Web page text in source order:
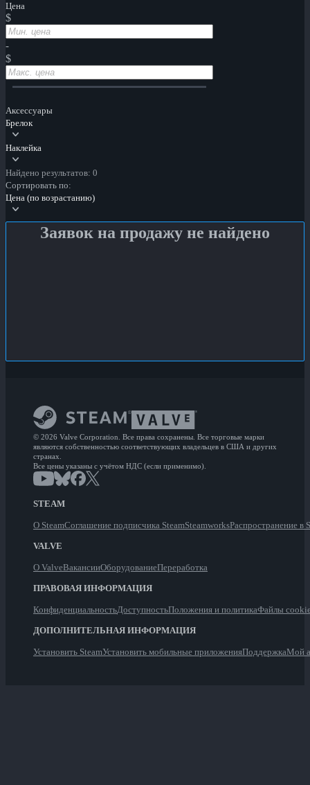
Цена
$
-
$
Аксессуары
Брелок
Наклейка
Найдено результатов: 0
Сортировать по:
Цена (по возрастанию)
Заявок на продажу не найдено
© 2026 Valve Corporation. Все права сохранены. Все торговые марки
являются собственностью соответствующих владельцев в США и других
странах.
Все цены указаны с учётом НДС (если применимо).
STEAM
О SteamСоглашение подписчика SteamSteamworksРаспространение в
VALVE
О ValveВакансииОборудованиеПереработка
ПРАВОВАЯ ИНФОРМАЦИЯ
КонфиденциальностьДоступностьПоложения и политикаФайлы
ДОПОЛНИТЕЛЬНАЯ ИНФОРМАЦИЯ
Установить SteamУстановить мобильные приложенияПоддержкаМой